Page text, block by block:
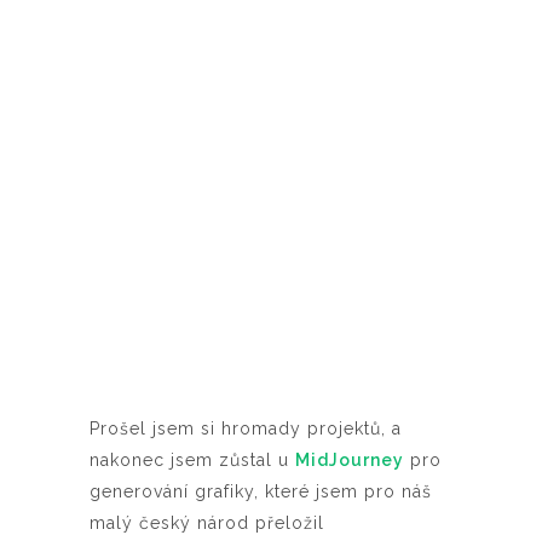
Prošel jsem si hromady projektů, a
nakonec jsem zůstal u MidJourney pro
generování grafiky, které jsem pro náš
malý český národ přeložil